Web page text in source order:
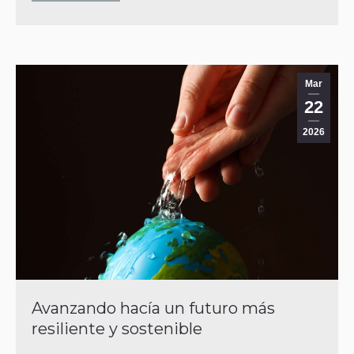
Mar
22
2026
Avanzando hacía un futuro más
resiliente y sostenible